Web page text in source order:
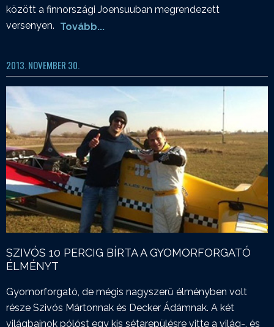
között a finnországi Joensuuban megrendezett
versenyen. Tovább...
2013. NOVEMBER 30.
SZIVÓS 10 PERCIG BÍRTA A GYOMORFORGATÓ
ÉLMÉNYT
Gyomorforgató, de mégis nagyszerű élményben volt
része Szivós Mártonnak és Decker Ádámnak. A két
világbajnok pólóst egy kis sétarepülésre vitte a világ-, és